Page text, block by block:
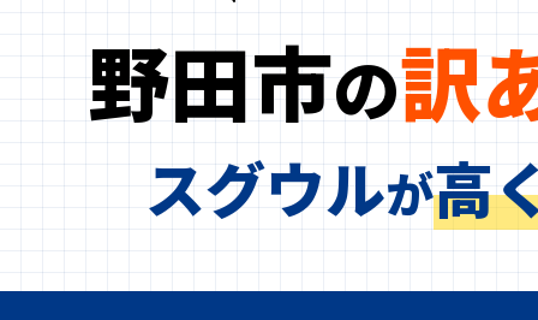
野田市の訳
スグウルが高